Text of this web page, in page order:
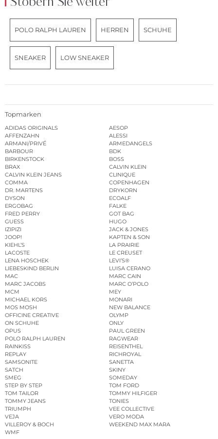
POLO RALPH LAUREN HERREN SCHUHE
SNEAKER LOW SNEAKER
Topmarken
ADIDAS ORIGINALS
AESOP
AFFENZAHN
ALESSI
ARMANI/PRIVÉ
ARMEDANGELS
BARBOUR
BDK
BIRKENSTOCK
BOSS
BRAX
CALVIN KLEIN
CALVIN KLEIN JEANS
CLINIQUE
COMMA
COPENHAGEN
DR. MARTENS
DRYKORN
DYSON
ECOALF
ERGOBAG
FALKE
FRED PERRY
GOT BAG
GUESS
HUGO
IZIPIZI
JACK & JONES
JOOP!
KAPTEN & SON
KIEHL’S
LA PRAIRIE
LACOSTE
LE CREUSET
LENA HOSCHEK
LEVI’S®
LIEBESKIND BERLIN
LUISA CERANO
MAC
MARC CAIN
MARC JACOBS
MARC O’POLO
MCM
MEY
MICHAEL KORS
MONARI
MOS MOSH
NEW BALANCE
OFFICINE CREATIVE
OLYMP
ON SCHUHE
ONLY
OPUS
PAUL GREEN
POLO RALPH LAUREN
RAGWEAR
RAINKISS
REISENTHEL
REPLAY
RICHROYAL
SAMSONITE
SANETTA
SATCH
SKINY
SMEG
SOMEDAY
STEP BY STEP
TOM FORD
TOM TAILOR
TOMMY HILFIGER
TOMMY JEANS
TONIES
TRIUMPH
VEE COLLECTIVE
VEJA
VERO MODA
VILLEROY & BOCH
WEEKEND MAX MARA
WMF